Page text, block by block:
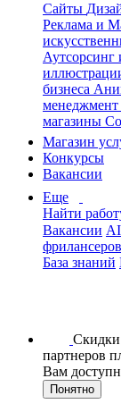
Сайты
Реклама и
Аутсорсинг
бизнеса
менеджмент
магазины
Магазин
Конкурсы
Вакансии
Еще
Найти
Вакансии
фрилансеров
База знаний
Скидки
партнеров
Вам
Понятно